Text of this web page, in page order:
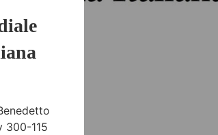
300-115